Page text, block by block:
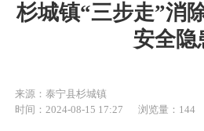
杉城镇“三步走”消
安全隐
来源：泰宁县杉城镇
时间：2024-08-15 17:27
浏览量：144